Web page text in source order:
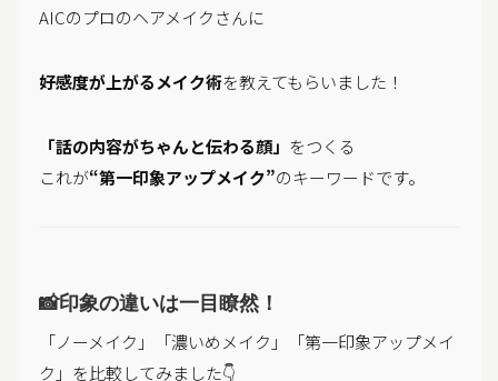
AICのプロのヘアメイクさんに
好感度が上がるメイク術を教えてもらいました！
「話の内容がちゃんと伝わる顔」 をつくる
これが“第一印象アップメイク”のキーワードです。
📸印象の違いは一目瞭然！
「ノーメイク」「濃いめメイク」「第一印象アップメイ
ク」を比較してみました👇